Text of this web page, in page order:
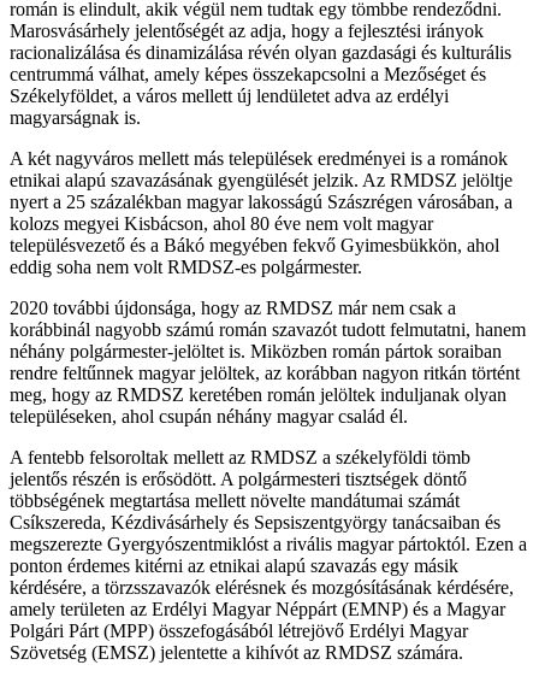
román is elindult, akik végül nem tudtak egy tömbbe rendeződni.
Marosvásárhely jelentőségét az adja, hogy a fejlesztési irányok
racionalizálása és dinamizálása révén olyan gazdasági és kulturális
centrummá válhat, amely képes összekapcsolni a Mezőséget és
Székelyföldet, a város mellett új lendületet adva az erdélyi
magyarságnak is.
A két nagyváros mellett más települések eredményei is a románok
etnikai alapú szavazásának gyengülését jelzik. Az RMDSZ jelöltje
nyert a 25 százalékban magyar lakosságú Szászrégen városában, a
kolozs megyei Kisbácson, ahol 80 éve nem volt magyar
településvezető és a Bákó megyében fekvő Gyimesbükkön, ahol
eddig soha nem volt RMDSZ-es polgármester.
2020 további újdonsága, hogy az RMDSZ már nem csak a
korábbinál nagyobb számú román szavazót tudott felmutatni, hanem
néhány polgármester-jelöltet is. Miközben román pártok soraiban
rendre feltűnnek magyar jelöltek, az korábban nagyon ritkán történt
meg, hogy az RMDSZ keretében román jelöltek induljanak olyan
településeken, ahol csupán néhány magyar család él.
A fentebb felsoroltak mellett az RMDSZ a székelyföldi tömb
jelentős részén is erősödött. A polgármesteri tisztségek döntő
többségének megtartása mellett növelte mandátumai számát
Csíkszereda, Kézdivásárhely és Sepsiszentgyörgy tanácsaiban és
megszerezte Gyergyószentmiklóst a rivális magyar pártoktól. Ezen a
ponton érdemes kitérni az etnikai alapú szavazás egy másik
kérdésére, a törzsszavazók elérésnek és mozgósításának kérdésére,
amely területen az Erdélyi Magyar Néppárt (EMNP) és a Magyar
Polgári Párt (MPP) összefogásából létrejövő Erdélyi Magyar
Szövetség (EMSZ) jelentette a kihívót az RMDSZ számára.